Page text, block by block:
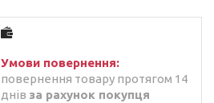
повернення товару протягом 14
днів за рахунок покупця